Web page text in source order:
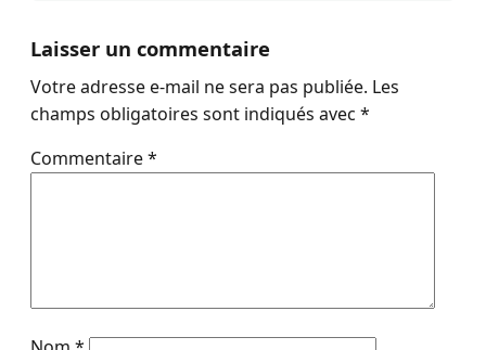
Laisser un commentaire
Votre adresse e-mail ne sera pas publiée. Les
champs obligatoires sont indiqués avec *
Commentaire*